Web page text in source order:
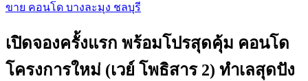
ขาย คอนโด บางละมุง ชลบุรี
เปิดจองครั้งแรก พร้อมโปรสุดคุ้ม คอนโด
โครงการใหม่ (เวย์ โพธิสาร 2) ทำเลสุดปัง